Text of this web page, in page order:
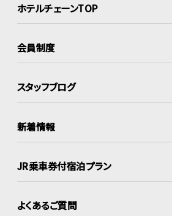
ホテルチェーンTOP
会員制度
スタッフブログ
新着情報
JR乗車券付宿泊プラン
よくあるご質問